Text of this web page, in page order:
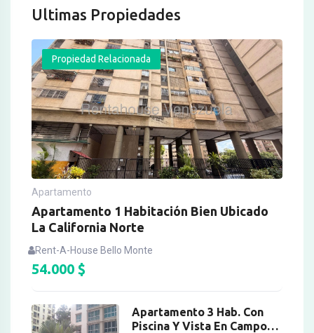
Ultimas Propiedades
Propiedad Relacionada
Apartamento
Apartamento 1 Habitación Bien Ubicado
La California Norte
Rent-A-House Bello Monte
54.000 $
Apartamento 3 Hab. Con
Piscina Y Vista En Campo